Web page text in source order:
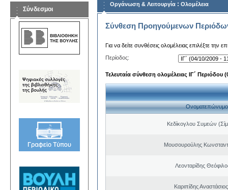
Σύνδεσμοι
Οργάνωση & Λειτουργία : Ολομέλεια
Σύνθεση Προηγούμενων
Για να δείτε συνθέσεις ολομέλειας επιλέξτε την
Περίοδος:
Τελευταία σύνθεση ολομέλειας ΙΓ΄ Περιόδου
Ονοματεπώνυμο
Κεδίκογλου Συμεών
Μουσουρούλης
Λεονταρίδης
Καριπίδης